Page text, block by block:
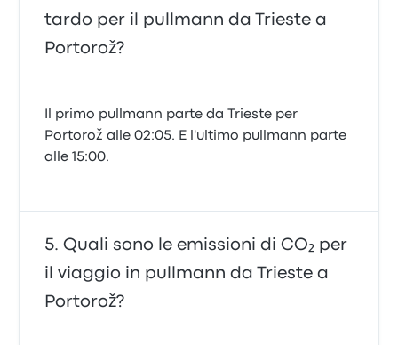
tardo per il pullmann da Trieste a
Portorož?
Il primo pullmann parte da Trieste per
Portorož alle 02:05. E l'ultimo pullmann parte
alle 15:00.
Quali sono le emissioni di CO₂ per
il viaggio in pullmann da Trieste a
Portorož?